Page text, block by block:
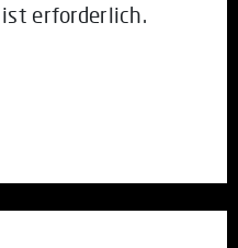
erforderlich.